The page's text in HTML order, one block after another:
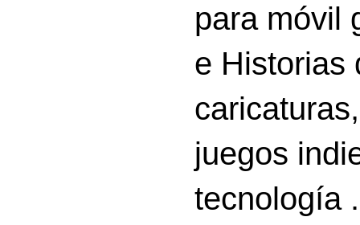
para móvil
e Historias
juegos
tecnología